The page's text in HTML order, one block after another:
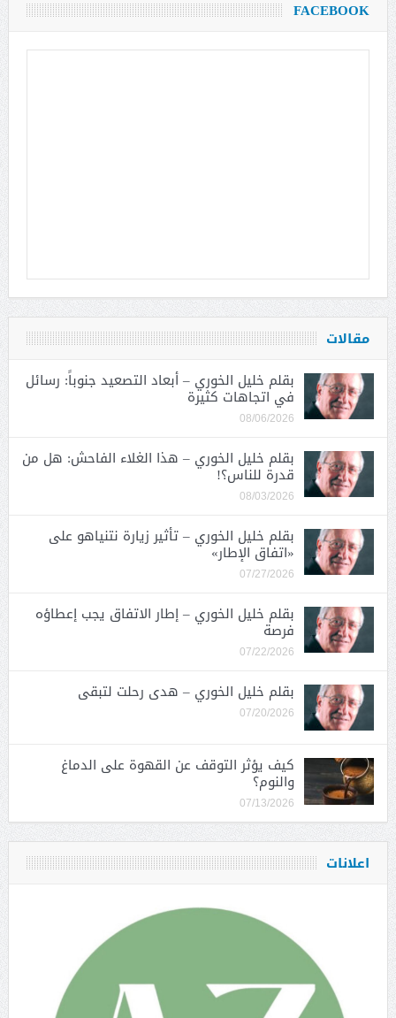
FACEBOOK
مقالات
بقلم خليل الخوري – أبعاد التصعيد جنوباً: رسائل
في اتجاهات كثيرة
08/06/2026
بقلم خليل الخوري – هذا الغلاء الفاحش: هل من
قدرة للناس؟!
08/03/2026
بقلم خليل الخوري – تأثير زيارة نتنياهو على
«اتفاق الإطار»
07/27/2026
بقلم خليل الخوري – إطار الاتفاق يجب إعطاؤه
فرصة
07/22/2026
بقلم خليل الخوري – هدى رحلت لتبقى
07/20/2026
كيف يؤثر التوقف عن القهوة على الدماغ
والنوم؟
07/13/2026
اعلانات